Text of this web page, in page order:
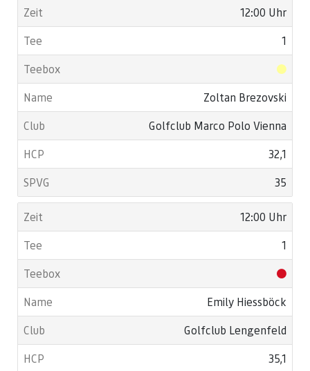
12:00 Uhr
1
Zoltan Brezovski
Golfclub Marco Polo Vienna
32,1
35
12:00 Uhr
1
Emily Hiessböck
Golfclub Lengenfeld
35,1